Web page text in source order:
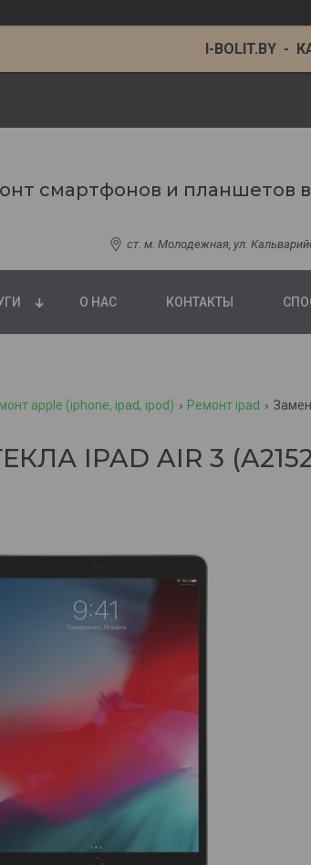
I-BOLIT.BY -
смартфонов и планшетов
ст. м. Молодежная, ул.
О НАС КОНТАКТЫ
apple (iphone, ipad, ipod) Ремонт ipad
IPAD AIR 3